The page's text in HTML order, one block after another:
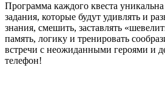
Программа каждого квеста
задания, которые будут удивлять и
знания, смешить, заставлять
память, логику и тренировать
встречи с неожиданными героями и
телефон!